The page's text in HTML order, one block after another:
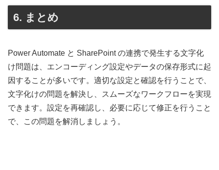
6. まとめ
Power Automate と SharePoint の連携で発生する文字化
け問題は、エンコーディング設定やデータの保存形式に起
因することが多いです。適切な設定と確認を行うことで、
文字化けの問題を解決し、スムーズなワークフローを実現
できます。設定を再確認し、必要に応じて修正を行うこと
で、この問題を解消しましょう。